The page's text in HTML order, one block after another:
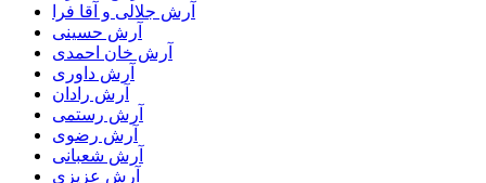
آرش جلالی و آقا فرا
آرش حسینی
آرش خان احمدی
آرش داوری
آرش رادان
آرش رستمى
آرش رضوی
آرش شعبانی
آرش عزیزی